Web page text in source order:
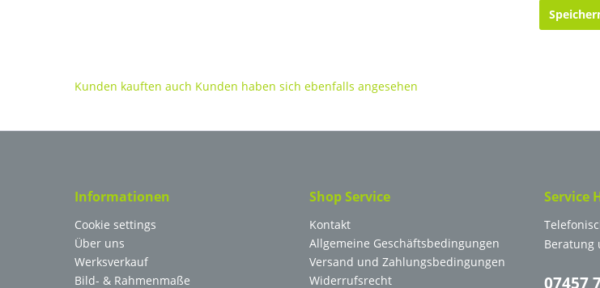
Kunden kauften auch Kunden haben sich ebenfalls angesehen
Informationen
Cookie settings
Über uns
Werksverkauf
Bild- & Rahmenmaße
Shop Service
Kontakt
Allgemeine Geschäftsbedingungen
Versand und Zahlungsbedingungen
Widerrufsrecht
Service
Beratung
07457